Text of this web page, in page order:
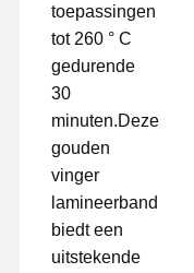
toepassingen
tot 260 ° C
gedurende
30
minuten.Deze
gouden
vinger
lamineerband
biedt een
uitstekende